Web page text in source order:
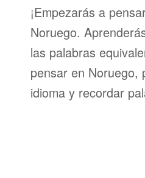
¡Empezarás a
Noruego.
las palabras
pensar en Noruego,
idioma y recordar